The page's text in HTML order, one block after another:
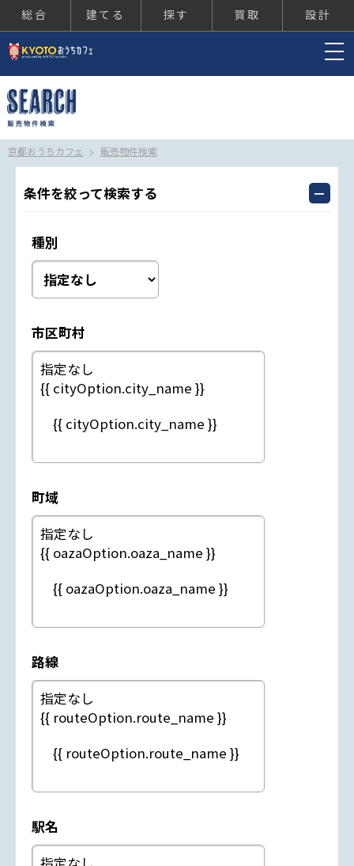
総合 建てる 探す 買取 設計
京都おうちカフェ 販売物件検索
条件を絞って検索する
種別
市区町村
町域
路線
駅名